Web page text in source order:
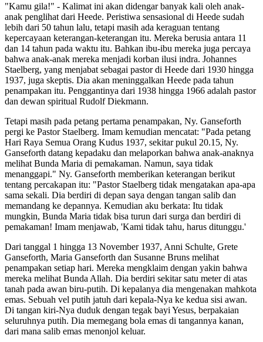
"Kamu gila!" - Kalimat ini akan didengar banyak kali oleh anak-
anak penglihat dari Heede. Peristiwa sensasional di Heede sudah
lebih dari 50 tahun lalu, tetapi masih ada keraguan tentang
kepercayaan keterangan-keterangan itu. Mereka berusia antara 11
dan 14 tahun pada waktu itu. Bahkan ibu-ibu mereka juga percaya
bahwa anak-anak mereka menjadi korban ilusi indra. Johannes
Staelberg, yang menjabat sebagai pastor di Heede dari 1930 hingga
1937, juga skeptis. Dia akan meninggalkan Heede pada tahun
penampakan itu. Penggantinya dari 1938 hingga 1966 adalah pastor
dan dewan spiritual Rudolf Diekmann.
Tetapi masih pada petang pertama penampakan, Ny. Ganseforth
pergi ke Pastor Staelberg. Imam kemudian mencatat: "Pada petang
Hari Raya Semua Orang Kudus 1937, sekitar pukul 20.15, Ny.
Ganseforth datang kepadaku dan melaporkan bahwa anak-anaknya
melihat Bunda Maria di pemakaman. Namun, saya tidak
menanggapi." Ny. Ganseforth memberikan keterangan berikut
tentang percakapan itu: "Pastor Staelberg tidak mengatakan apa-apa
sama sekali. Dia berdiri di depan saya dengan tangan salib dan
memandang ke depannya. Kemudian aku berkata: Itu tidak
mungkin, Bunda Maria tidak bisa turun dari surga dan berdiri di
pemakaman! Imam menjawab, 'Kami tidak tahu, harus ditunggu.'
Dari tanggal 1 hingga 13 November 1937, Anni Schulte, Grete
Ganseforth, Maria Ganseforth dan Susanne Bruns melihat
penampakan setiap hari. Mereka mengklaim dengan yakin bahwa
mereka melihat Bunda Allah. Dia berdiri sekitar satu meter di atas
tanah pada awan biru-putih. Di kepalanya dia mengenakan mahkota
emas. Sebuah vel putih jatuh dari kepala-Nya ke kedua sisi awan.
Di tangan kiri-Nya duduk dengan tegak bayi Yesus, berpakaian
seluruhnya putih. Dia memegang bola emas di tangannya kanan,
dari mana salib emas menonjol keluar.